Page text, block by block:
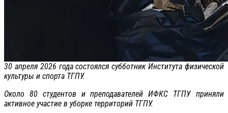
30 апреля 2026 года состоялся субботник Института физической
культуры и спорта ТГПУ.
Около 80 студентов и преподавателей ИФКС ТГПУ приняли
активное участие в уборке территорий ТГПУ.